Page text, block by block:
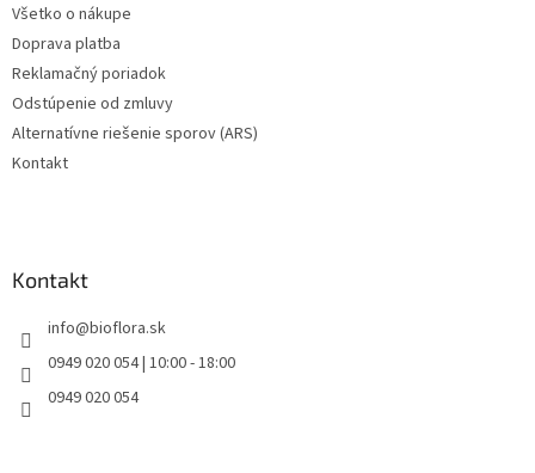
Všetko o nákupe
Doprava platba
Reklamačný poriadok
Odstúpenie od zmluvy
Alternatívne riešenie sporov (ARS)
Kontakt
Kontakt
info@bioflora.sk
0949 020 054 | 10:00 - 18:00
0949 020 054